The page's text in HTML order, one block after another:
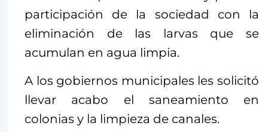
participación de la sociedad con la
eliminación de las larvas que se
acumulan en agua limpia.
A los gobiernos municipales les solicitó
llevar acabo el saneamiento en
colonias y la limpieza de canales.